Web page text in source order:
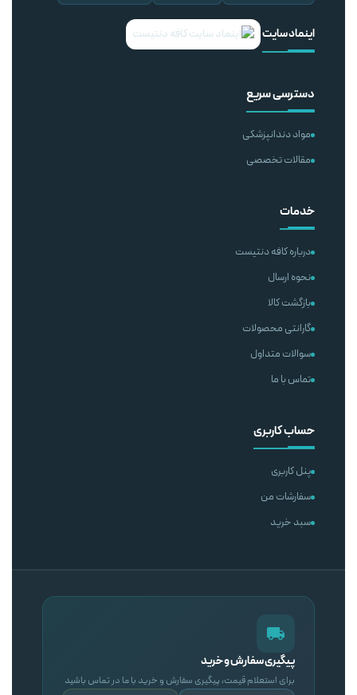
اینماد سایت
دسترسی سریع
مواد دندانپزشکی
مقالات تخصصی
خدمات
درباره کافه دنتیست
نحوه ارسال
بازگشت کالا
گارانتی محصولات
سوالات متداول
تماس با ما
حساب کاربری
پنل کاربری
سفارشات من
سبد خرید
پیگیری سفارش و خرید
برای استعلام قیمت، پیگیری سفارش و خرید با ما در تماس باشید